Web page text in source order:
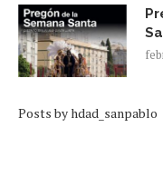
Posts by hdad_sanpablo